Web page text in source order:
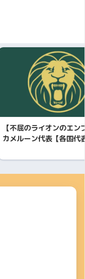
【不屈のライオンのエン
カメルーン代表【各国代